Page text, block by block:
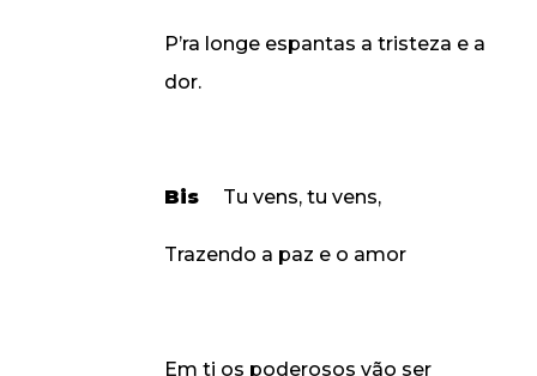
P’ra longe espantas a tristeza e a
dor.
BisTu vens, tu vens,
Trazendo a paz e o amor
Em ti os poderosos vão ser